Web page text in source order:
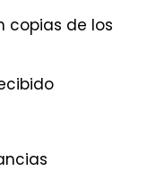
copias de los